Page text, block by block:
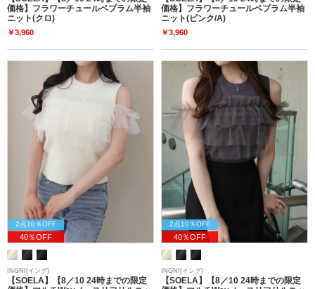
価格】フラワーチュールペプラム半袖
ニット(クロ)
￥3,960
価格】フラワーチュールペプラム半袖
ニット(ピンク/A)
￥3,960
2点10％OFF
40％OFF
INGNI(イング)
【SOELA】【8／10 24時までの限定
2点10％OFF
40％OFF
INGNI(イング)
【SOELA】【8／10 24時までの限定